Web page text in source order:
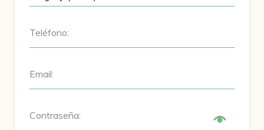
Teléfono:
Email:
Contraseña: